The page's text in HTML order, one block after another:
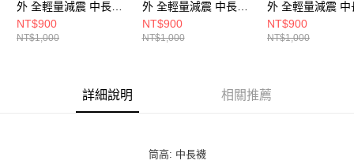
外 全輕量減震 中長襪-
山間明月 米白
NT$900
NT$1,000
外 全輕量減震 中長襪-
山間明月 紫鳶尾花
NT$900
NT$1,000
外 全輕量減震 中
NT$900
NT$1,000
詳細說明 相關推薦
筒高: 中長襪